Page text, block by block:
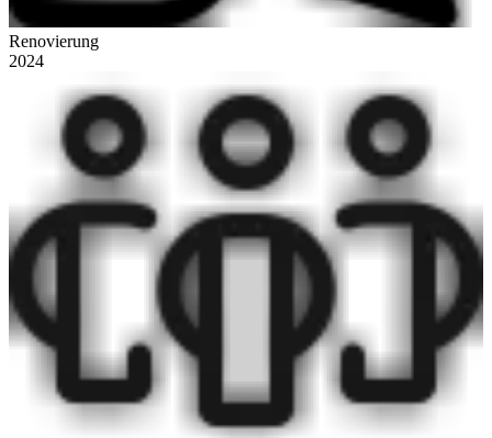
Renovierung
2024